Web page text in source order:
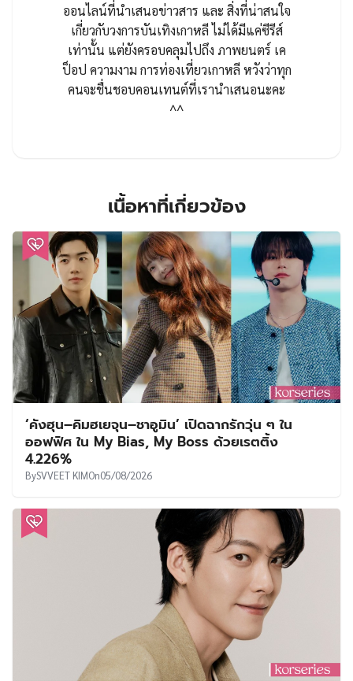
ออนไลน์ที่นำเสนอข่าวสาร และ สิ่งที่น่าสนใจ
เกี่ยวกับวงการบันเทิงเกาหลี ไม่ได้มีแค่ซีรีส์
เท่านั้น แต่ยังครอบคลุมไปถึง ภาพยนตร์ เค
ป็อป ความงาม การท่องเที่ยวเกาหลี หวังว่าทุก
คนจะชื่นชอบคอนเทนต์ที่เรานำเสนอนะคะ
^^
เนื้อหาที่เกี่ยวข้อง
‘คังฮุน–คิมฮเยจุน–ชาอูมิน’ เปิดฉากรักวุ่น ๆ ใน
ออฟฟิศ ใน My Bias, My Boss ด้วยเรตติ้ง
4.226%
BySVVEET KIMOn05/08/2026